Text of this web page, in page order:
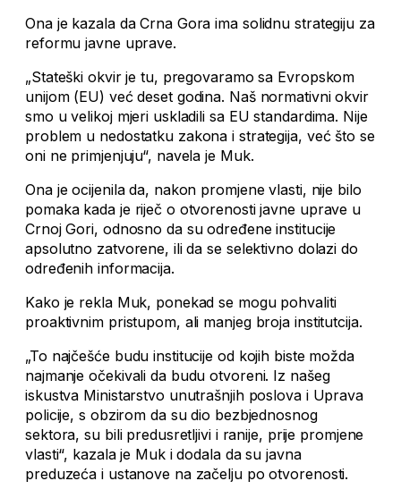
Ona je kazala da Crna Gora ima solidnu strategiju za
reformu javne uprave.
„Stateški okvir je tu, pregovaramo sa Evropskom
unijom (EU) već deset godina. Naš normativni okvir
smo u velikoj mjeri uskladili sa EU standardima. Nije
problem u nedostatku zakona i strategija, već što se
oni ne primjenjuju“, navela je Muk.
Ona je ocijenila da, nakon promjene vlasti, nije bilo
pomaka kada je riječ o otvorenosti javne uprave u
Crnoj Gori, odnosno da su određene institucije
apsolutno zatvorene, ili da se selektivno dolazi do
određenih informacija.
Kako je rekla Muk, ponekad se mogu pohvaliti
proaktivnim pristupom, ali manjeg broja institutcija.
„To najčešće budu institucije od kojih biste možda
najmanje očekivali da budu otvoreni. Iz našeg
iskustva Ministarstvo unutrašnjih poslova i Uprava
policije, s obzirom da su dio bezbjednosnog
sektora, su bili predusretljivi i ranije, prije promjene
vlasti“, kazala je Muk i dodala da su javna
preduzeća i ustanove na začelju po otvorenosti.